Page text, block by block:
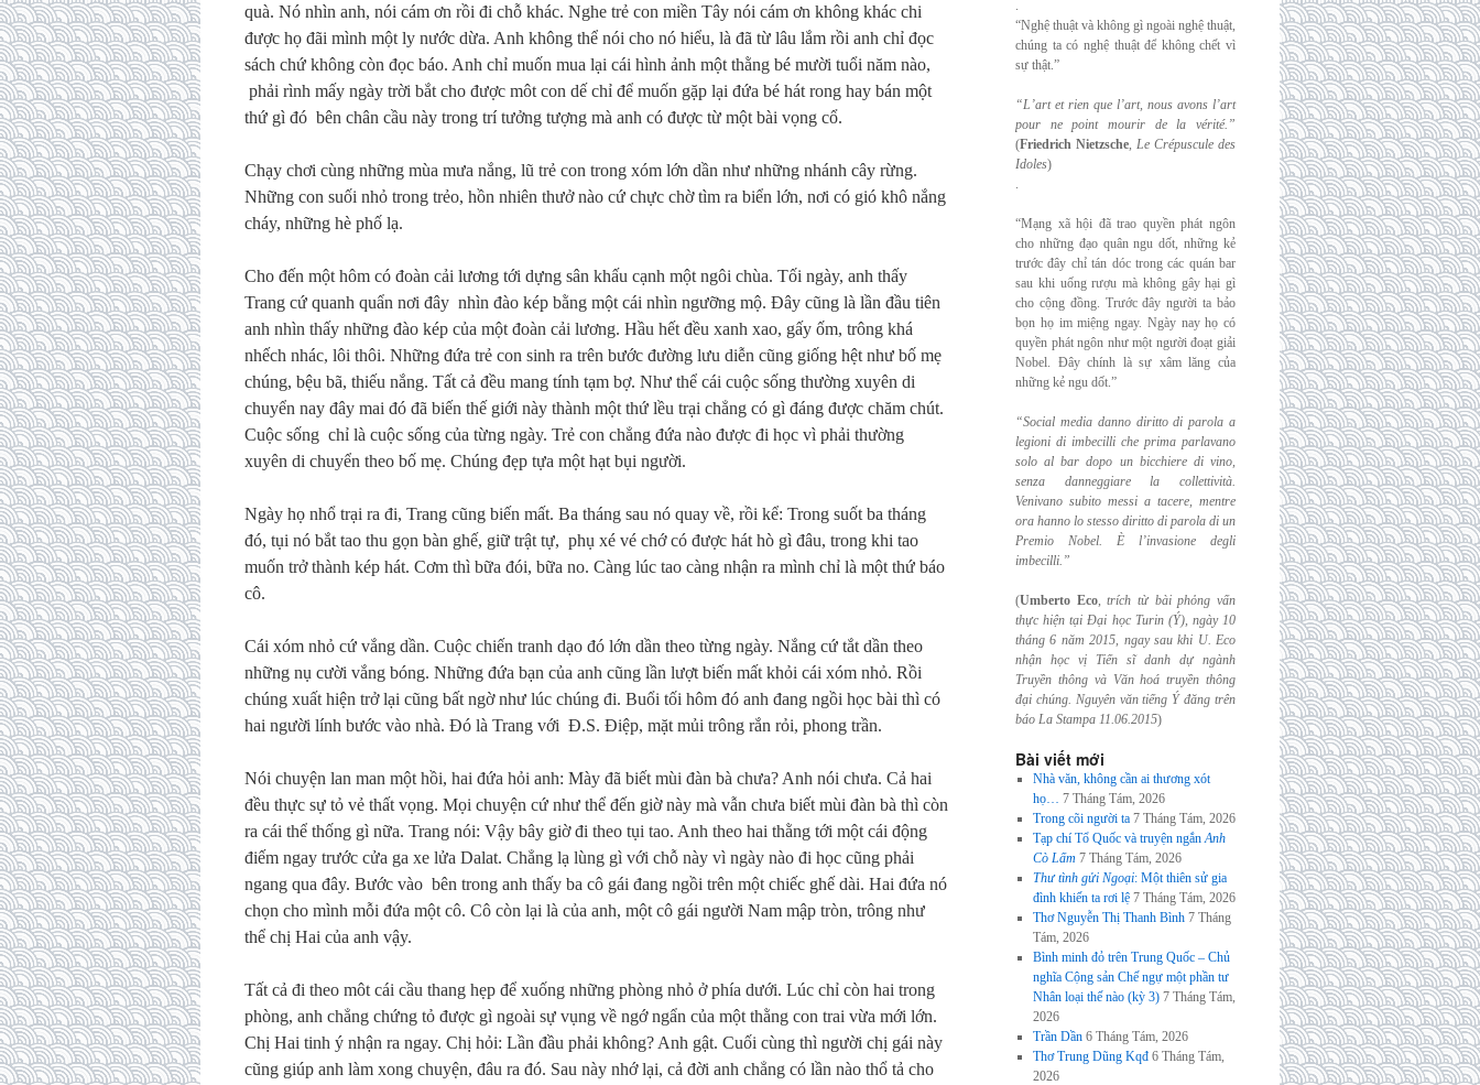
quà. Nó nhìn anh, nói cám ơn rồi đi chỗ khác. Nghe trẻ con miền Tây nói cám ơn không khác chi
được họ đãi mình một ly nước dừa. Anh không thể nói cho nó hiểu, là đã từ lâu lắm rồi anh chỉ đọc
sách chứ không còn đọc báo. Anh chỉ muốn mua lại cái hình ảnh một thằng bé mười tuổi năm nào,
phải rình mấy ngày trời bắt cho được môt con dế chỉ để muốn gặp lại đứa bé hát rong hay bán một
thứ gì đó bên chân cầu này trong trí tưởng tượng mà anh có được từ một bài vọng cổ.
Chạy chơi cùng những mùa mưa nắng, lũ trẻ con trong xóm lớn dần như những nhánh cây rừng.
Những con suối nhỏ trong trẻo, hồn nhiên thưở nào cứ chực chờ tìm ra biển lớn, nơi có gió khô nắng
cháy, những hè phố lạ.
Cho đến một hôm có đoàn cải lương tới dựng sân khấu cạnh một ngôi chùa. Tối ngày, anh thấy
Trang cứ quanh quẩn nơi đây nhìn đào kép bằng một cái nhìn ngưỡng mộ. Đây cũng là lần đầu tiên
anh nhìn thấy những đào kép của một đoàn cải lương. Hầu hết đều xanh xao, gấy ốm, trông khá
nhếch nhác, lôi thôi. Những đứa trẻ con sinh ra trên bước đường lưu diễn cũng giống hệt như bố mẹ
chúng, bệu bã, thiếu nắng. Tất cả đều mang tính tạm bợ. Như thể cái cuộc sống thường xuyên di
chuyển nay đây mai đó đã biến thế giới này thành một thứ lều trại chẳng có gì đáng được chăm chút.
Cuộc sống chỉ là cuộc sống của từng ngày. Trẻ con chẳng đứa nào được đi học vì phải thường
xuyên di chuyển theo bố mẹ. Chúng đẹp tựa một hạt bụi người.
Ngày họ nhổ trại ra đi, Trang cũng biến mất. Ba tháng sau nó quay về, rồi kể: Trong suốt ba tháng
đó, tụi nó bắt tao thu gọn bàn ghế, giữ trật tự, phụ xé vé chớ có được hát hò gì đâu, trong khi tao
muốn trở thành kép hát. Cơm thì bữa đói, bữa no. Càng lúc tao càng nhận ra mình chỉ là một thứ báo
cô.
Cái xóm nhỏ cứ vắng dần. Cuộc chiến tranh dạo đó lớn dần theo từng ngày. Nắng cứ tắt dần theo
những nụ cười vắng bóng. Những đứa bạn của anh cũng lần lượt biến mất khỏi cái xóm nhỏ. Rồi
chúng xuất hiện trở lại cũng bất ngờ như lúc chúng đi. Buổi tối hôm đó anh đang ngồi học bài thì có
hai người lính bước vào nhà. Đó là Trang với Đ.S. Điệp, mặt mủi trông rắn rỏi, phong trần.
Nói chuyện lan man một hồi, hai đứa hỏi anh: Mày đã biết mùi đàn bà chưa? Anh nói chưa. Cả hai
đều thực sự tỏ vẻ thất vọng. Mọi chuyện cứ như thể đến giờ này mà vẫn chưa biết mùi đàn bà thì còn
ra cái thể thống gì nữa. Trang nói: Vậy bây giờ đi theo tụi tao. Anh theo hai thằng tới một cái động
điếm ngay trước cửa ga xe lửa Dalat. Chẳng lạ lùng gì với chỗ này vì ngày nào đi học cũng phải
ngang qua đây. Bước vào bên trong anh thấy ba cô gái đang ngồi trên một chiếc ghế dài. Hai đứa nó
chọn cho mình mỗi đứa một cô. Cô còn lại là của anh, một cô gái người Nam mập tròn, trông như
thể chị Hai của anh vậy.
Tất cả đi theo môt cái cầu thang hẹp để xuống những phòng nhỏ ở phía dưới. Lúc chỉ còn hai trong
phòng, anh chẳng chứng tỏ được gì ngoài sự vụng về ngớ ngẩn của một thằng con trai vừa mới lớn.
Chị Hai tinh ý nhận ra ngay. Chị hỏi: Lần đầu phải không? Anh gật. Cuối cùng thì người chị gái này
cũng giúp anh làm xong chuyện, đâu ra đó. Sau này nhớ lại, cả đời anh chẳng có lần nào thổ tả cho
.
“Nghệ thuật và không gì ngoài nghệ thuật,
chúng ta có nghệ thuật để không chết vì
sự thật.”
“L’art et rien que l’art, nous avons l’art
pour ne point mourir de la vérité.”
(Friedrich Nietzsche, Le Crépuscule des
Idoles)
.
“Mạng xã hội đã trao quyền phát ngôn
cho những đạo quân ngu dốt, những kẻ
trước đây chỉ tán dóc trong các quán bar
sau khi uống rượu mà không gây hại gì
cho cộng đồng. Trước đây người ta bảo
bọn họ im miệng ngay. Ngày nay họ có
quyền phát ngôn như một người đoạt giải
Nobel. Đây chính là sự xâm lăng của
những kẻ ngu dốt.”
“Social media danno diritto di parola a
legioni di imbecilli che prima parlavano
solo albar dopo un bicchiere di vino,
senza danneggiare la collettività.
Venivano subito messi a tacere, mentre
ora hanno lo stesso diritto di parola di un
Premio Nobel. È l’invasione degli
imbecilli.”
(Umberto Eco,trích từ bài phỏng vấn
thực hiện tại Đại học Turin (Ý), ngày 10
tháng 6 năm 2015, ngay sau khi U. Eco
nhận học vị Tiến sĩ danh dự ngành
Truyền thông và Văn hoá truyền thông
đại chúng. Nguyên văn tiếng Ý đăng trên
báo La Stampa 11.06.2015)
Bài viết mới
Nhà văn, không cần ai thương xót
họ… 7 Tháng Tám, 2026
Trong cõi người ta 7 Tháng Tám, 2026
Tạp chí Tổ Quốc và truyện ngắnAnh
Cò Lấm 7 Tháng Tám, 2026
Thư tình gửi Ngoại: Một thiên sử gia
đình khiến ta rơi lệ 7 Tháng Tám, 2026
Thơ Nguyễn Thị Thanh Bình 7 Tháng
Tám, 2026
Bình minh đỏ trên Trung Quốc – Chủ
nghĩa Cộng sản Chế ngự một phần tư
Nhân loại thế nào (kỳ 3) 7 Tháng Tám,
2026
Trần Dần 6 Tháng Tám, 2026
Thơ Trung Dũng Kqđ 6 Tháng Tám,
2026